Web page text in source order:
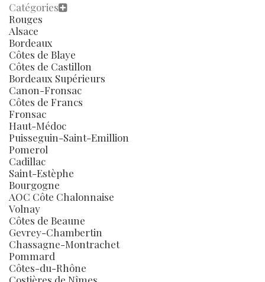
Catégories
Rouges
Alsace
Bordeaux
Côtes de Blaye
Côtes de Castillon
Bordeaux Supérieurs
Canon-Fronsac
Côtes de Francs
Fronsac
Haut-Médoc
Puisseguin-Saint-Emillion
Pomerol
Cadillac
Saint-Estèphe
Bourgogne
AOC Côte Chalonnaise
Volnay
Côtes de Beaune
Gevrey-Chambertin
Chassagne-Montrachet
Pommard
Côtes-du-Rhône